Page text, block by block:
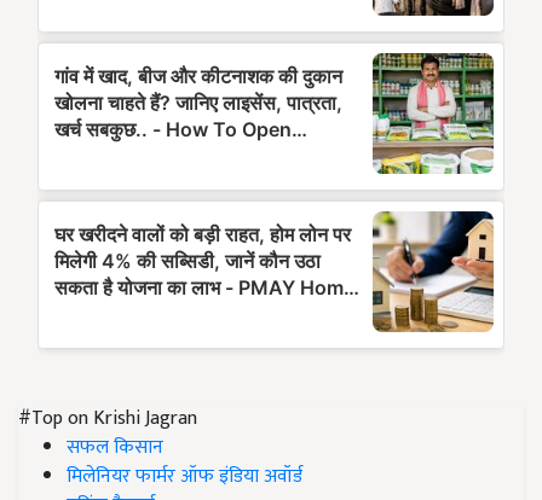
#Top on Krishi Jagran
सफल किसान
मिलेनियर फार्मर ऑफ इंडिया अवॉर्ड